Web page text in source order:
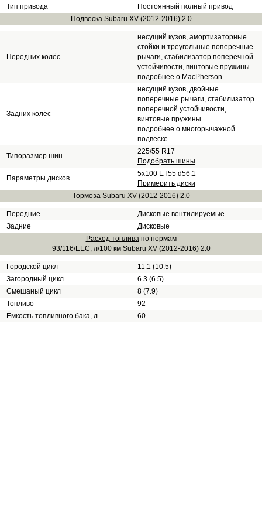
Тип привода
Постоянный полный привод
Подвеска Subaru XV (2012-2016) 2.0
Передних колёс
несущий кузов, амортизаторные
стойки и треугольные поперечные
рычаги, стабилизатор поперечной
устойчивости, винтовые пружины
подробнее о MacPherson...
Задних колёс
несущий кузов, двойные
поперечные рычаги, стабилизатор
поперечной устойчивости,
винтовые пружины
подробнее о многорычажной
подвеске...
Типоразмер шин
225/55 R17
Подобрать шины
Параметры дисков
5x100 ET55 d56.1
Примерить диски
Тормоза Subaru XV (2012-2016) 2.0
Передние
Дисковые вентилируемые
Задние
Дисковые
Расход топливапо нормам
93/116/EEC, л/100 км Subaru XV (2012-2016) 2.0
Городской цикл
11.1 (10.5)
Загородный цикл
6.3 (6.5)
Смешаный цикл
8 (7.9)
Топливо
92
Ёмкость топливного бака, л
60